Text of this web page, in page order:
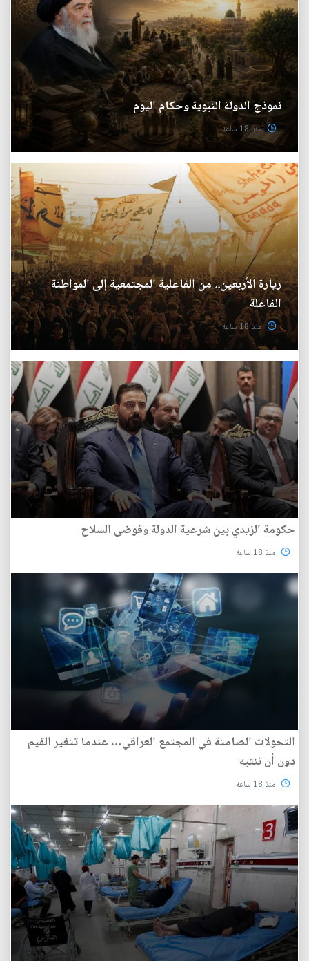
نموذج الدولة النبوية وحكام اليوم
منذ 18 ساعة
زيارة الأربعين.. من الفاعلية المجتمعية إلى المواطنة
الفاعلة
منذ 18 ساعة
حكومة الزيدي بين شرعية الدولة وفوضى السلاح
منذ 18 ساعة
التحولات الصامتة في المجتمع العراقي… عندما تتغير القيم
دون أن ننتبه
منذ 18 ساعة